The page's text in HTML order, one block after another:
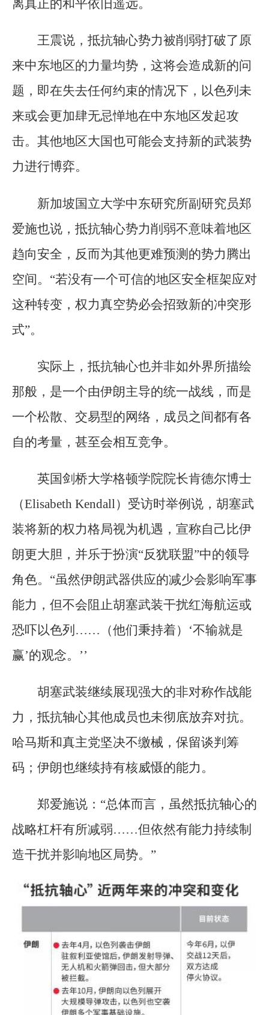
离真正的和平依旧遥远。
王震说，抵抗轴心势力被削弱打破了原
来中东地区的力量均势，这将会造成新的问
题，即在失去任何约束的情况下，以色列未
来或会更加肆无忌惮地在中东地区发起攻
击。其他地区大国也可能会支持新的武装势
力进行博弈。
新加坡国立大学中东研究所副研究员郑
爱施也说，抵抗轴心势力削弱不意味着地区
趋向安全，反而为其他更难预测的势力腾出
空间。“若没有一个可信的地区安全框架应对
这种转变，权力真空势必会招致新的冲突形
式”。
实际上，抵抗轴心也并非如外界所描绘
那般，是一个由伊朗主导的统一战线，而是
一个松散、交易型的网络，成员之间都有各
自的考量，甚至会相互竞争。
英国剑桥大学格顿学院院长肯德尔博士
（Elisabeth Kendall）受访时举例说，胡塞武
装将新的权力格局视为机遇，宣称自己比伊
朗更大胆，并乐于扮演“反犹联盟”中的领导
角色。“虽然伊朗武器供应的减少会影响军事
能力，但不会阻止胡塞武装干扰红海航运或
恐吓以色列……（他们秉持着）‘不输就是
赢’的观念。’’
胡塞武装继续展现强大的非对称作战能
力，抵抗轴心其他成员也未彻底放弃对抗。
哈马斯和真主党坚决不缴械，保留谈判筹
码；伊朗也继续持有核威慑的能力。
郑爱施说：“总体而言，虽然抵抗轴心的
战略杠杆有所减弱……但依然有能力持续制
造干扰并影响地区局势。”